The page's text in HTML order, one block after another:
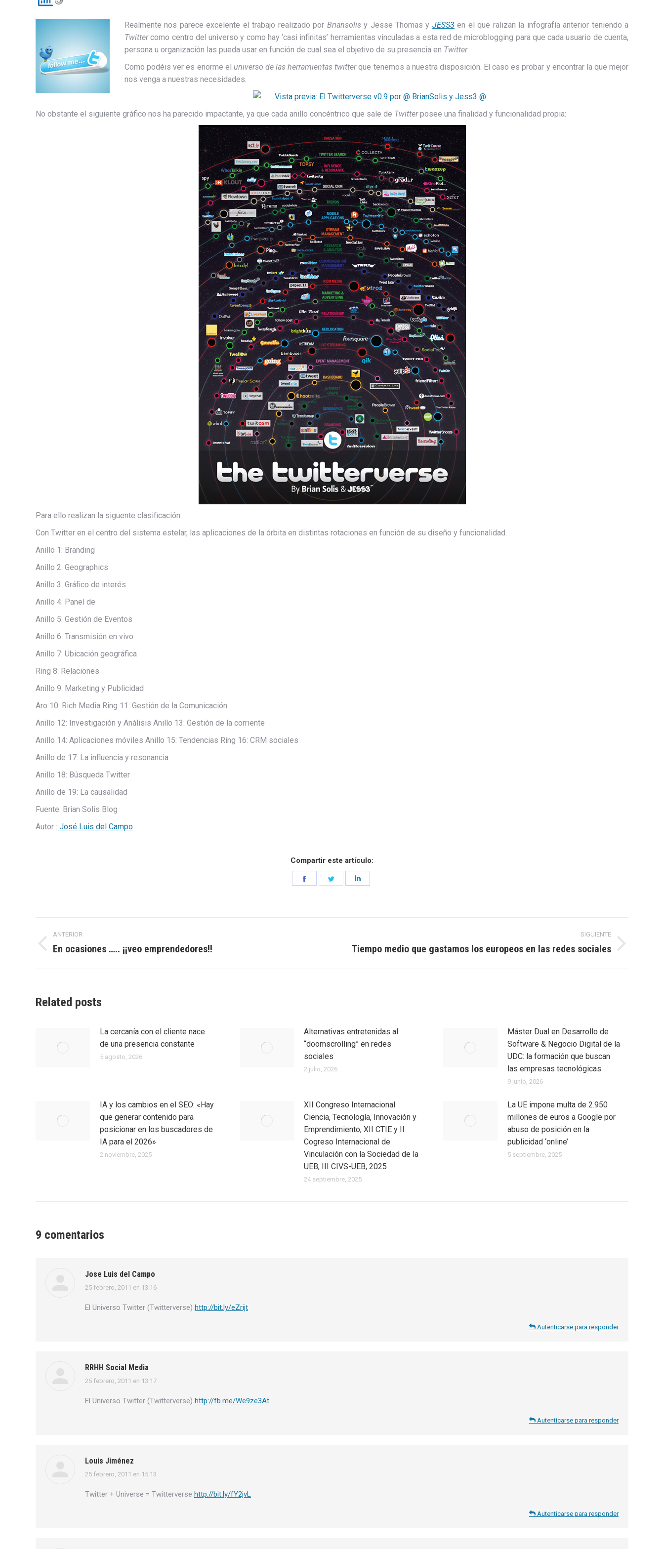
Realmente nos parece excelente el trabajo realizado por Briansolisy Jesse Thomas y JESS3en el que ralizan la infografía anterior teniendo a
Twittercomo centro del universo y como hay ‘casi infinitas’ herramientas vinculadas a esta red de microblogging para que cada usuario de cuenta,
persona u organización las pueda usar en función de cual sea el objetivo de su presencia en Twitter.
Como podéis ver es enorme el universo de las herramientas twitterque tenemos a nuestra disposición. El caso es probar y encontrar la que mejor
nos venga a nuestras necesidades.
No obstante el siguiente gráfico nos ha parecido impactante, ya que cada anillo concéntrico que sale de Twitterposee una finalidad y funcionalidad propia:
Para ello realizan la siguente clasificación:
Con Twitter en el centro del sistema estelar, las aplicaciones de la órbita en distintas rotaciones en función de su diseño y funcionalidad.
Anillo 1: Branding
Anillo 2: Geographics
Anillo 3: Gráfico de interés
Anillo 4: Panel de
Anillo 5: Gestión de Eventos
Anillo 6: Transmisión en vivo
Anillo 7: Ubicación geográfica
Ring 8: Relaciones
Anillo 9: Marketing y Publicidad
Aro 10: Rich Media Ring 11: Gestión de la Comunicación
Anillo 12: Investigación y Análisis Anillo 13: Gestión de la corriente
Anillo 14: Aplicaciones móviles Anillo 15: Tendencias Ring 16: CRM sociales
Anillo de 17: La influencia y resonancia
Anillo 18: Búsqueda Twitter
Anillo de 19: La causalidad
Fuente: Brian Solis Blog
Autor : José Luis del Campo
Compartir este artículo:
Share
Navegación
entre
ANTERIOR
Entrada
En ocasiones ….. ¡¡veo emprendedores!!
SIGUIENTE
Entrada
Tiempo medio que gastamos los europeos en las redes sociales
Related posts
La cercanía con el cliente nace
de una presencia constante
5 agosto, 2026
Alternativas entretenidas al
“doomscrolling” en redes
sociales
2 julio, 2026
Máster Dual en Desarrollo de
Software & Negocio Digital de la
UDC: la formación que buscan
las empresas tecnológicas
9 junio, 2026
IA y los cambios en el SEO: «Hay
que generar contenido para
posicionar en los buscadores de
IA para el 2026»
2 noviembre, 2025
XII Congreso Internacional
Ciencia, Tecnología, Innovación y
Emprendimiento, XII CTIE y II
Cogreso Internacional de
Vinculación con la Sociedad de la
UEB, III CIVS-UEB, 2025
24 septiembre, 2025
La UE impone multa de 2.950
millones de euros a Google por
abuso de posición en la
publicidad ‘online’
5 septiembre, 2025
9 comentarios
Jose Luis del Campo
dice:
25 febrero, 2011 en 13:16
El Universo Twitter (Twitterverse) http://bit.ly/eZrijt
Autenticarse para responder
RRHH Social Media
dice:
25 febrero, 2011 en 13:17
El Universo Twitter (Twitterverse) http://fb.me/We9ze3At
Autenticarse para responder
Louis Jiménez
dice:
25 febrero, 2011 en 15:13
Twitter + Universe = Twitterverse http://bit.ly/fY2jvL
Autenticarse para responder